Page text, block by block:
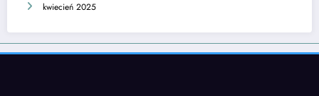
kwiecień 2025